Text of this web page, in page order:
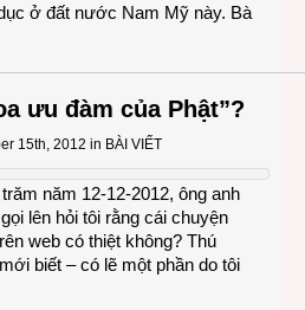
ở đất nước Nam Mỹ này. Bà
ưu đàm của Phật”?
15th, 2012 in BÀI VIẾT
năm 12-12-2012, ông anh
lên hỏi tôi rằng cái chuyện
web có thiệt không? Thú
biết – có lẽ một phần do tôi